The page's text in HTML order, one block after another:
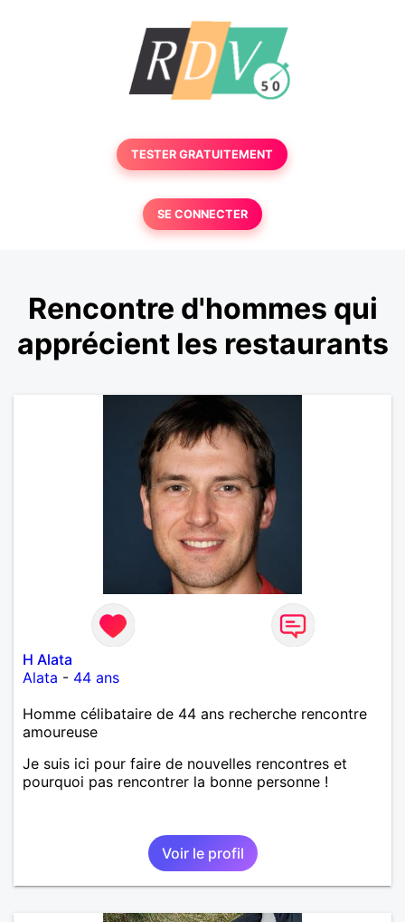
TESTER GRATUITEMENT
SE CONNECTER
Rencontre d'hommes qui
apprécient les restaurants
H Alata
Alata - 44 ans
Homme célibataire de 44 ans recherche rencontre
amoureuse
Je suis ici pour faire de nouvelles rencontres et
pourquoi pas rencontrer la bonne personne !
Voir le profil